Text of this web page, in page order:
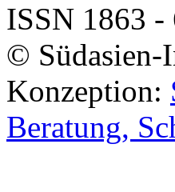
ISSN 1863 -
© Südasien-
Konzeption:
Beratung,